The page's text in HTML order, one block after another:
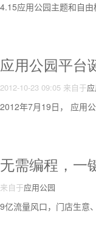
4.15应用公园主题和自
应用公园平台
2012-10-23 09:05 来自于
2012年7月19日， 应用
无需编程，一
来自于应用公园
9亿流量风口，门店生意